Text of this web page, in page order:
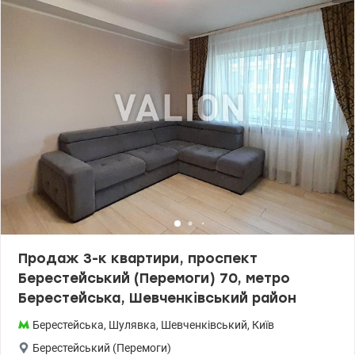
прибудинкова територія. - Зручне розташування: поруч
магазини, кафе, школи та дитячі садки. - Гарна транспортна
розв'язка, - Чистий та охайний під'їзд, доброзичливі сусіди. -
Квартира чудово підійде як для життя так і під орендний бізнес.
Ціна 106 000 у.о Світлана. тел. 096-126-02-44 valion.ua/1146186
Продаж 3-к квартири, проспект
Берестейський (Перемоги) 70, метро
Берестейська, Шевченківський район
Берестейська, Шулявка, Шевченківський, Київ
Берестейський (Перемоги)